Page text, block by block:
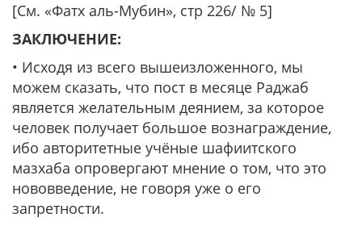
[См. «Фатх аль-Мубин», стр 226/ № 5]
ЗАКЛЮЧЕНИЕ:
• Исходя из всего вышеизложенного, мы
можем сказать, что пост в месяце Раджаб
является желательным деянием, за которое
человек получает большое вознаграждение,
ибо авторитетные учёные шафиитского
мазхаба опровергают мнение о том, что это
нововведение, не говоря уже о его
запретности.